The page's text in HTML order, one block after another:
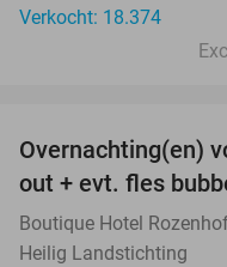
Verkocht: 18.374
Overnachting(en)
out + evt. fles
Boutique Hotel
Heilig Landstichting